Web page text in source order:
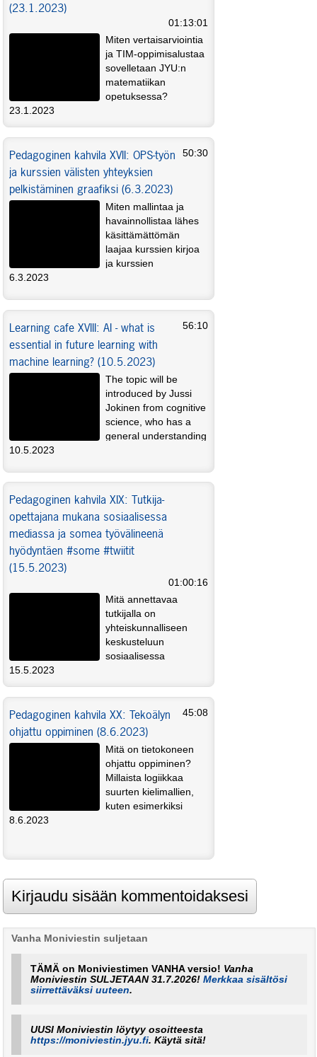
(23.1.2023)
01:13:01
Miten vertaisarviointia
ja TIM-oppimisalustaa
sovelletaan JYU:n
matematiikan
opetuksessa?
Pedagoginen kahvila saa vieraakseen
yliopistonopettajat Ville Tengvall ja Tuomo
Äkkinen kertomaan aiheesta ja omasta
opetustyöstään.
23.1.2023
Pedagoginen kahvila XVII: OPS-työn
ja kurssien välisten yhteyksien
pelkistäminen graafiksi (6.3.2023)
50:30
Miten mallintaa ja
havainnollistaa lähes
käsittämättömän
laajaa kurssien kirjoa
ja kurssien
esitietovaatimusten ja kurssisisältöjen välisiä
tutkinto-ohjelmat näyttävät matemaattisen
linssin läpi tarkasteltuna? Kehityksessä
olevia ratkaisuja tarjoilee Sampsa Kiiskinen.
6.3.2023
Learning cafe XVIII: AI - what is
essential in future learning with
machine learning? (10.5.2023)
56:10
The topic will be
introduced by Jussi
Jokinen from cognitive
science, who has a
general understanding
of the interfaces between natural and
10.5.2023
Pedagoginen kahvila XIX: Tutkija-
opettajana mukana sosiaalisessa
mediassa ja somea työvälineenä
hyödyntäen #some #twiitit
(15.5.2023)
01:00:16
Mitä annettavaa
tutkijalla on
yhteiskunnalliseen
keskusteluun
sosiaalisessa
mediassa? Miten luoda ammatillista some-
profiilia? Mitä Twitter ja sen yhteisöt antavat
tutkija-opettajalle? Kokemuksistaan kertovat
Marileena Mäkelä ja Laura Ketonen.
15.5.2023
Pedagoginen kahvila XX: Tekoälyn
ohjattu oppiminen (8.6.2023)
45:08
Mitä on tietokoneen
ohjattu oppiminen?
Millaista logiikkaa
suurten kielimallien,
kuten esimerkiksi
chatGPT:n kaltainen kielimalli tuottaa? Mihin
8.6.2023
Vanha Moniviestin suljetaan
TÄMÄ on Moniviestimen VANHA versio! Vanha
Moniviestin SULJETAAN 31.7.2026!Merkkaa sisältösi
siirrettäväksi uuteen.
UUSI Moniviestin löytyy osoitteesta
https://moniviestin.jyu.fi. Käytä sitä!